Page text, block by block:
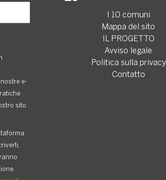
e-
sito
I 10 comuni
Mappa del sito
IL PROGETTO
Avviso legale
Politica sulla privacy
Contatto